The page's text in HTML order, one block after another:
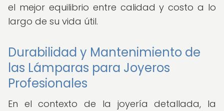
el mejor equilibrio entre calidad y costo a lo
largo de su vida útil.
Durabilidad y Mantenimiento de
las Lámparas para Joyeros
Profesionales
En el contexto de la joyería detallada, la